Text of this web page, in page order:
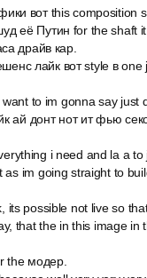
вот this composition
её Путин for the shaft
драйв кар.
лайк вот style в one
to im gonna say just
ай донт нот ит фью
i need and la a
as im going straight to
its possible not live so
that the in this image in
the модер.